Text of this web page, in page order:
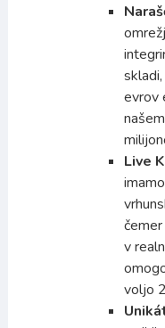
evrov
Live
v
voljo